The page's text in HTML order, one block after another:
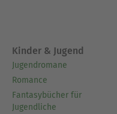
Kinder & Jugend
Jugendromane
Romance
Fantasybücher für
Jugendliche